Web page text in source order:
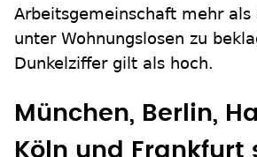
Arbeitsgemeinschaft mehr
unter Wohnungslosen zu
Dunkelziffer gilt als hoch.
München, Berlin,
Köln und Frankfurt